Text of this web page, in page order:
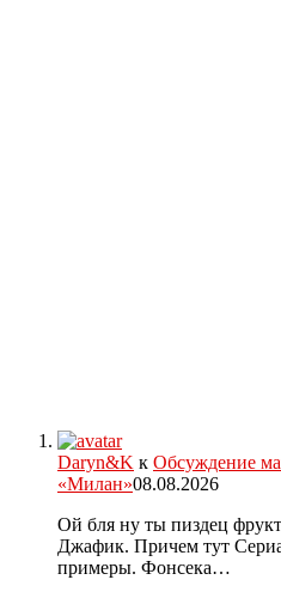
Daryn&K к Обсуждение
«Милан»08.08.2026
Ой бля ну ты пиздец
Джафик. Причем тут
примеры. Фонсека…